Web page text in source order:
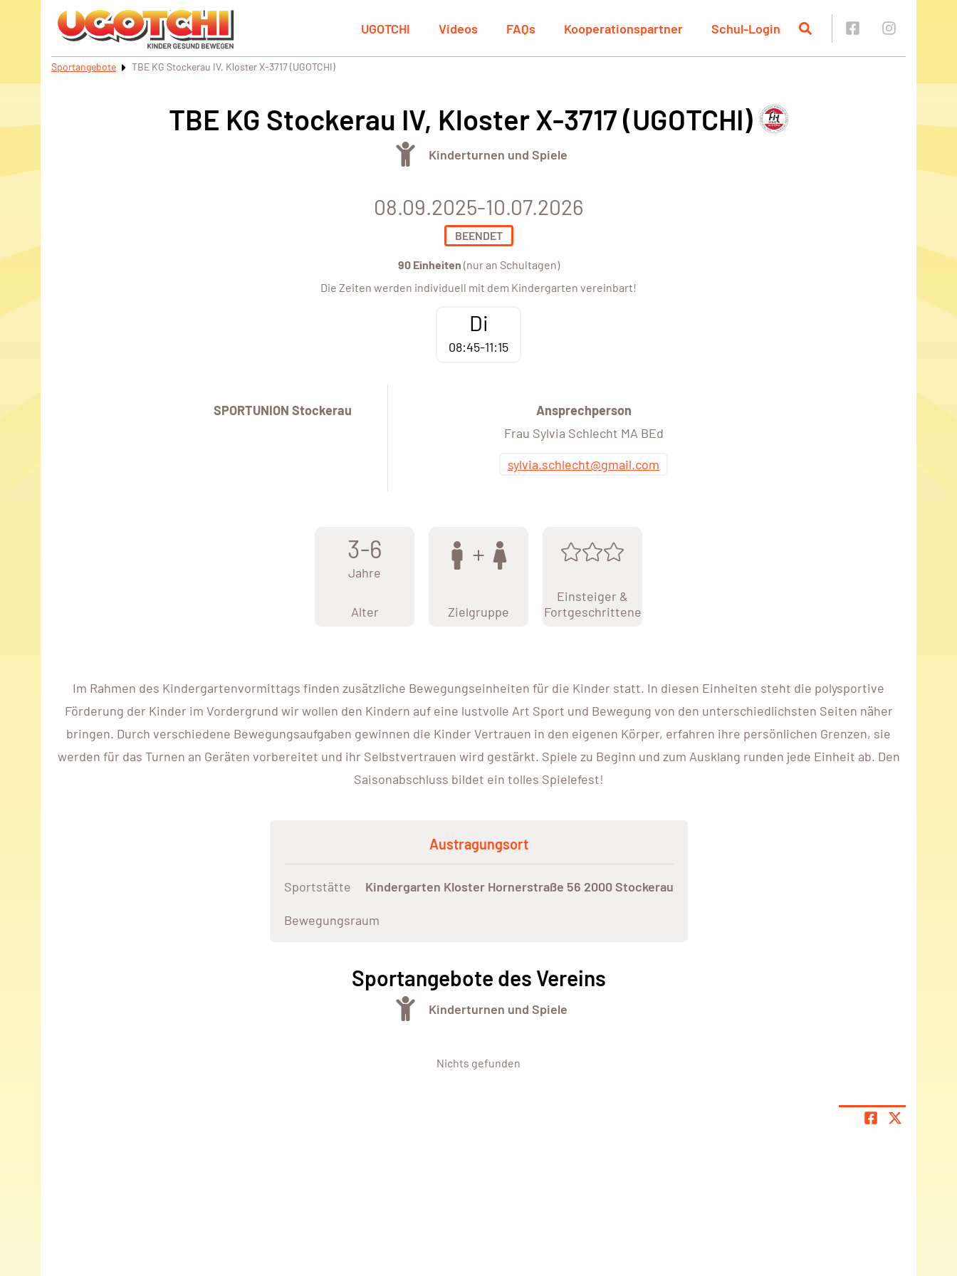
UGOTCHI Videos FAQs Kooperationspartner Schul-Login
Sportangebote TBE KG Stockerau IV, Kloster X-3717 (UGOTCHI)
TBE KG Stockerau IV, Kloster X-3717 (UGOTCHI)
Kinderturnen und Spiele
08.09.2025-10.07.2026
BEENDET
90 Einheiten (nur an Schultagen)
Die Zeiten werden individuell mit dem Kindergarten vereinbart!
Di
08:45-11:15
SPORTUNION Stockerau
Ansprechperson
Frau Sylvia Schlecht MA BEd
sylvia.schlecht@gmail.com
3-6
Jahre
Alter Zielgruppe
Einsteiger &
Fortgeschrittene
Im Rahmen des Kindergartenvormittags finden zusätzliche Bewegungseinheiten für die Kinder statt. In diesen Einheiten steht die polysportive
Förderung der Kinder im Vordergrund wir wollen den Kindern auf eine lustvolle Art Sport und Bewegung von den unterschiedlichsten Seiten näher
bringen. Durch verschiedene Bewegungsaufgaben gewinnen die Kinder Vertrauen in den eigenen Körper, erfahren ihre persönlichen Grenzen, sie
werden für das Turnen an Geräten vorbereitet und ihr Selbstvertrauen wird gestärkt. Spiele zu Beginn und zum Ausklang runden jede Einheit ab. Den
Saisonabschluss bildet ein tolles Spielefest!
Austragungsort
Sportstätte Kindergarten Kloster Hornerstraße 56 2000 Stockerau
Bewegungsraum
Sportangebote des Vereins
Kinderturnen und Spiele
Nichts gefunden